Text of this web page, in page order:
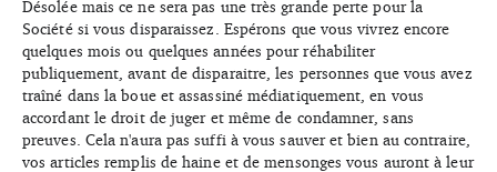
Désolée mais ce ne sera pas une très grande perte pour la
Société si vous disparaissez. Espérons que vous vivrez encore
quelques mois ou quelques années pour réhabiliter
publiquement, avant de disparaitre, les personnes que vous avez
traîné dans la boue et assassiné médiatiquement, en vous
accordant le droit de juger et même de condamner, sans
preuves. Cela n'aura pas suffi à vous sauver et bien au contraire,
vos articles remplis de haine et de mensonges vous auront à leur